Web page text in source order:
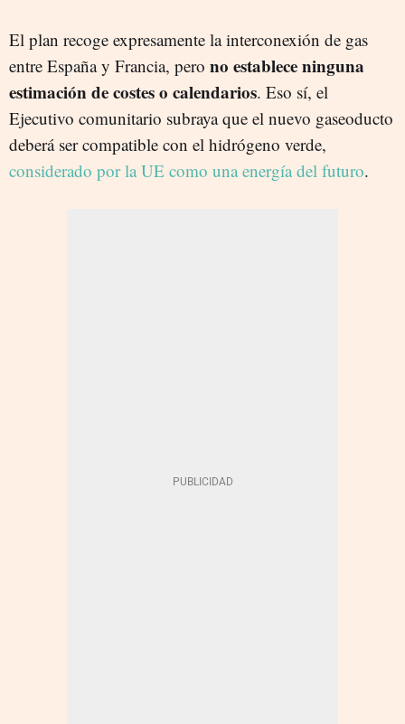
El plan recoge expresamente la interconexión de gas
entre España y Francia, pero no establece ninguna
estimación de costes o calendarios. Eso sí, el
Ejecutivo comunitario subraya que el nuevo gaseoducto
deberá ser compatible con el hidrógeno verde,
considerado por la UE como una energía del futuro.